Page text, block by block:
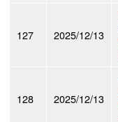
127 2025/12/13
128 2025/12/13